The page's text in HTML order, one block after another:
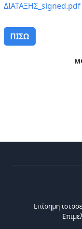
ΔΙΑΤΑΞΗΣ_signed.pdf
ΠΙΣΩ
Επίσημη